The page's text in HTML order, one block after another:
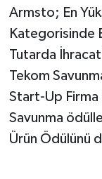
Armsto; En
Kategorisinde
Tutarda
Tekom
Start-Up Firma
Savunma
Ürün Ödülünü